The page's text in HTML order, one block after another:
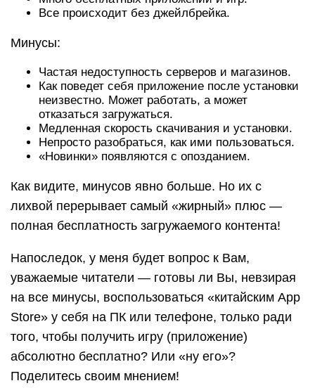
Все происходит без джейлбрейка.
Минусы:
Частая недоступность серверов и магазинов.
Как поведет себя приложение после установки
неизвестно. Может работать, а может
отказаться загружаться.
Медленная скорость скачивания и установки.
Непросто разобраться, как ими пользоваться.
«Новинки» появляются с опозданием.
Как видите, минусов явно больше. Но их с
лихвой перерывает самый «жирный» плюс —
полная бесплатность загружаемого контента!
Напоследок, у меня будет вопрос к Вам,
уважаемые читатели — готовы ли Вы, невзирая
на все минусы, воспользоваться «китайским App
Store» у себя на ПК или телефоне, только ради
того, чтобы получить игру (приложение)
абсолютно бесплатно? Или «ну его»?
Поделитесь своим мнением!